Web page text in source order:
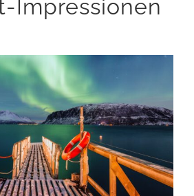
Impressionen